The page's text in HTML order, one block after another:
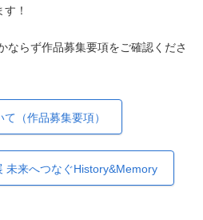
！
らず作品募集要項をご確認くださ
（作品募集要項）
未来へつなぐHistory&Memory